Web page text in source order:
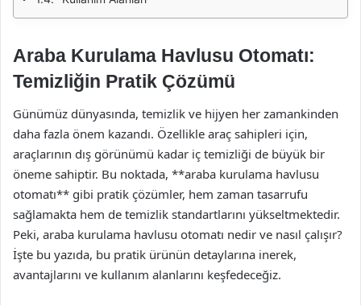
Araba Kurulama Havlusu Otomatı:
Temizliğin Pratik Çözümü
Günümüz dünyasında, temizlik ve hijyen her zamankinden
daha fazla önem kazandı. Özellikle araç sahipleri için,
araçlarının dış görünümü kadar iç temizliği de büyük bir
öneme sahiptir. Bu noktada, **araba kurulama havlusu
otomatı** gibi pratik çözümler, hem zaman tasarrufu
sağlamakta hem de temizlik standartlarını yükseltmektedir.
Peki, araba kurulama havlusu otomatı nedir ve nasıl çalışır?
İşte bu yazıda, bu pratik ürünün detaylarına inerek,
avantajlarını ve kullanım alanlarını keşfedeceğiz.